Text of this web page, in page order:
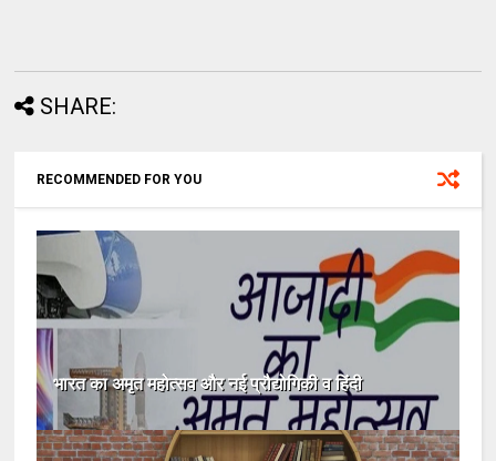
SHARE:
RECOMMENDED FOR YOU
भारत का अमृत महोत्सव और नई प्रौद्योगिकी व हिंदी